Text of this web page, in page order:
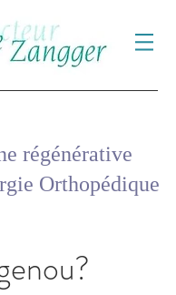
régénérative
Orthopédique